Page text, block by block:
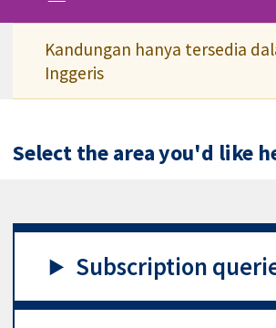
Kandungan hanya tersedia
Inggeris
Select the area you'd like
Subscription